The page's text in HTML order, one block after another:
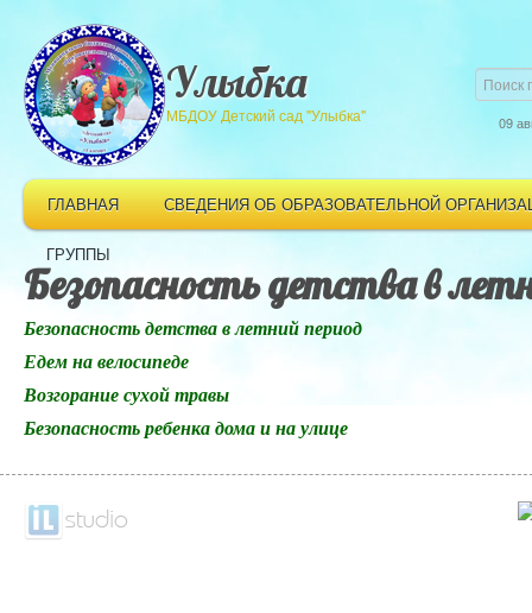
Улыбка
МБДОУ Детский сад "Улыбка" 09
ГЛАВНАЯ СВЕДЕНИЯ ОБ ОБРАЗОВАТЕЛЬНОЙ
ГРУППЫ
Безопасность детства в
Безопасность детства в летний период
Едем на велосипеде
Возгорание сухой травы
Безопасность ребенка дома и на улице